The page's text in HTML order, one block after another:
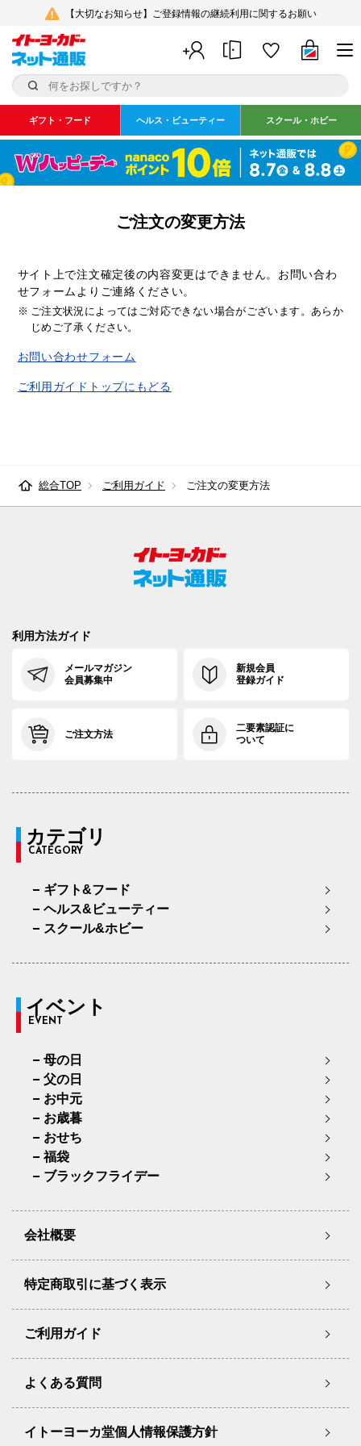
【大切なお知らせ】ご登録情報の継続利用に関するお願い
ギフト・フード ヘルス・ビューティー スクール・ホビー
総合TOP ご利用ガイド ご注文の変更方法
ご注文の変更方法
サイト上で注文確定後の内容変更はできません。お問い合わ
せフォームよりご連絡ください。
※ ご注文状況によってはご対応できない場合がございます。あらか
じめご了承ください。
お問い合わせフォーム
ご利用ガイドトップにもどる
利用方法ガイド
メールマガジン
会員募集中
新規会員
登録ガイド
ご注文方法
二要素認証に
ついて
カテゴリ
CATEGORY
ギフト&フード
ヘルス&ビューティー
スクール&ホビー
イベント
EVENT
母の日
父の日
お中元
お歳暮
おせち
福袋
ブラックフライデー
会社概要
特定商取引に基づく表示
ご利用ガイド
よくある質問
イトーヨーカ堂個人情報保護方針